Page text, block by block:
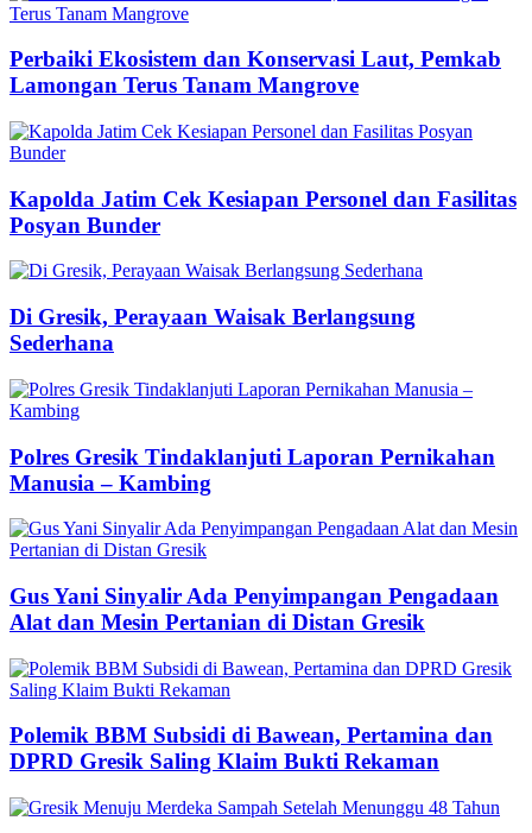
Perbaiki Ekosistem dan Konservasi Laut, Pemkab
Lamongan Terus Tanam Mangrove
Kapolda Jatim Cek Kesiapan Personel dan Fasilitas
Posyan Bunder
Di Gresik, Perayaan Waisak Berlangsung
Sederhana
Polres Gresik Tindaklanjuti Laporan Pernikahan
Manusia – Kambing
Gus Yani Sinyalir Ada Penyimpangan Pengadaan
Alat dan Mesin Pertanian di Distan Gresik
Polemik BBM Subsidi di Bawean, Pertamina dan
DPRD Gresik Saling Klaim Bukti Rekaman